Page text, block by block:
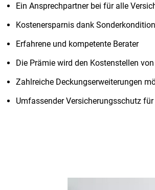
Ein Ansprechpartner bei für alle
Kostenersparnis dank
Erfahrene und kompetente Berater
Die Prämie wird den Kostenstellen
Zahlreiche Deckungserweiterungen
Umfassender Versicherungsschutz